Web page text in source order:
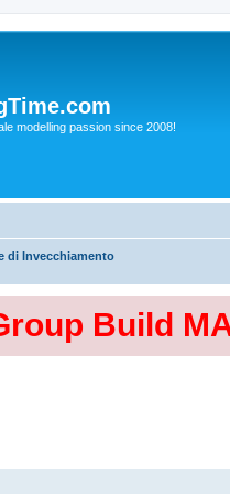
modelling passion since 2008!
di Invecchiamento
Build